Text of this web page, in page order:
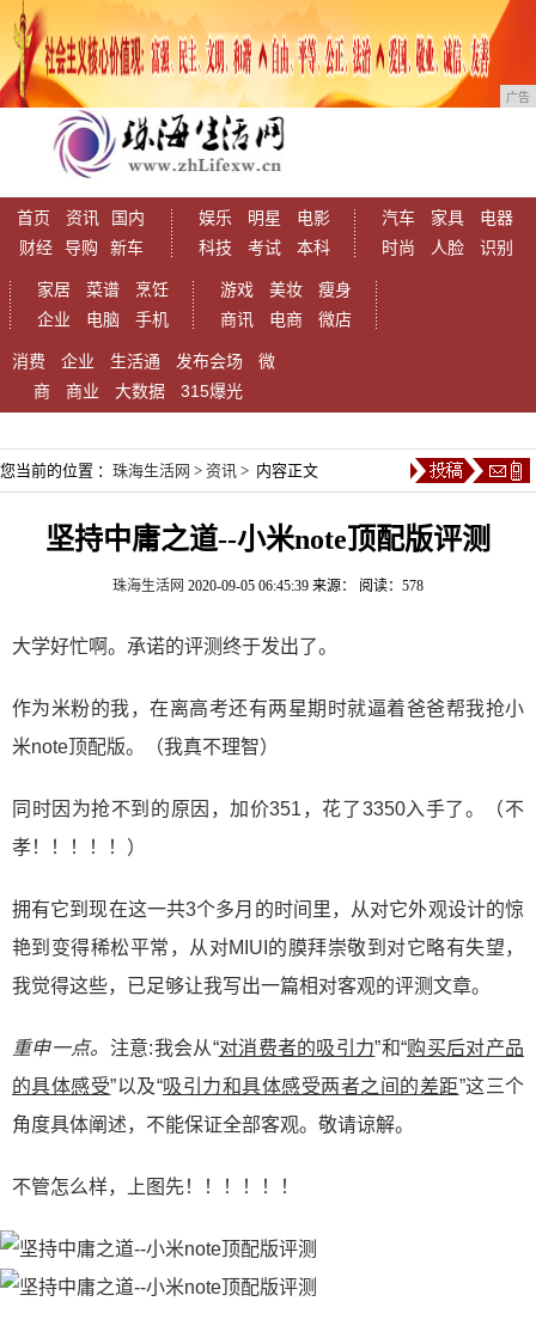
广告
首页 资讯
国内
财经
导购 新车
娱乐 明星
电影
科技
考试 本科
汽车 家具
电器
时尚
人脸 识别
家居 菜谱
烹饪
企业
电脑 手机
游戏 美妆
瘦身
商讯
电商 微店
消费 企业 生活通 发布会场
微
商
商业 大数据 315爆光
您当前的位置 ： 珠海生活网 > 资讯 > 内容正文
坚持中庸之道--小米note顶配版评测
珠海生活网 2020-09-05 06:45:39 来源： 阅读：578
大学好忙啊。承诺的评测终于发出了。
作为米粉的我，在离高考还有两星期时就逼着爸爸帮我抢小
米note顶配版。（我真不理智）
同时因为抢不到的原因，加价351，花了3350入手了。（不
孝！！！！！）
拥有它到现在这一共3个多月的时间里，从对它外观设计的惊
艳到变得稀松平常，从对MIUI的膜拜崇敬到对它略有失望，
我觉得这些，已足够让我写出一篇相对客观的评测文章。
重申一点。 注意:我会从“对消费者的吸引力”和“购买后对产品
的具体感受”以及“吸引力和具体感受两者之间的差距”这三个
角度具体阐述，不能保证全部客观。敬请谅解。
不管怎么样，上图先！！！！！！